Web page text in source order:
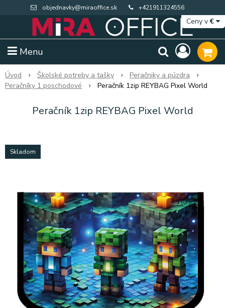
objednavky@miraoffice.sk +421911324556
Menu
Ceny v€
Extra výpredaj zásob Výpredaj BTS
Úvod Školské potreby a tašky
Peračniky a púzdra
Peračníky 1 poschodové
Peračník 1zip REYBAG Pixel World
Peračník 1zip REYBAG Pixel World
Skladom